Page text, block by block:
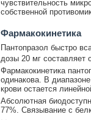
чувствительность
собственной
Фармакокинетика
Пантопразол быстро
дозы 20 мг составляет
Фармакокинетика
одинакова. В
крови остается
Абсолютная
77%. Связывание с